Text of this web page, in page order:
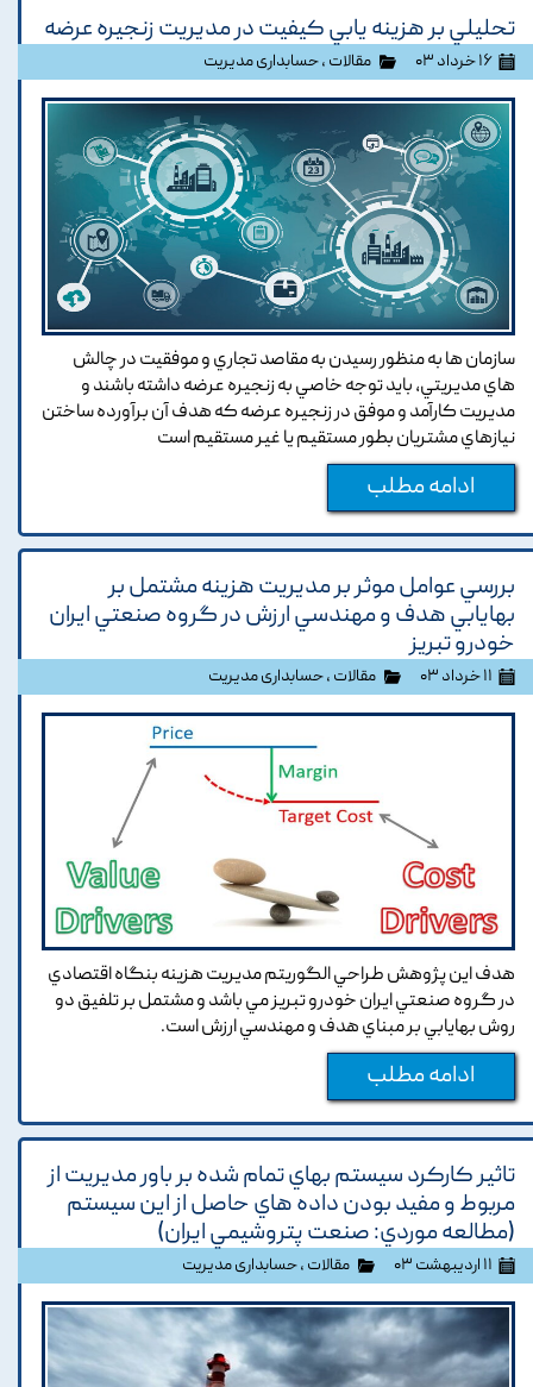
تحليلي بر هزينه يابي کيفيت در مديريت زنجيره عرضه
۱۶ خرداد ۰۳ مقالات ،حسابداری مدیریت
سازمان ها به منظور رسيدن به مقاصد تجاري و موفقيت در چالش
هاي مديريتي, بايد توجه خاصي به زنجيره عرضه داشته باشند و
مديريت کارآمد و موفق در زنجيره عرضه که هدف آن برآورده ساختن
نيازهاي مشتريان بطور مستقيم يا غير مستقيم است
ادامه مطلب
بررسي عوامل موثر بر مديريت هزينه مشتمل بر
بهايابي هدف و مهندسي ارزش در گروه صنعتي ايران
خودرو تبريز
۱۱ خرداد ۰۳ مقالات ،حسابداری مدیریت
هدف اين پژوهش طراحي الگوريتم مديريت هزينه بنگاه اقتصادي
در گروه صنعتي ايران خودرو تبريز مي باشد و مشتمل بر تلفيق دو
روش بهايابي بر مبناي هدف و مهندسي ارزش است.
ادامه مطلب
تاثير کارکرد سيستم بهاي تمام شده بر باور مديريت از
مربوط و مفيد بودن داده هاي حاصل از اين سيستم
(مطالعه موردي: صنعت پتروشيمي ايران)
۱۱ اردیبهشت ۰۳ مقالات ،حسابداری مدیریت